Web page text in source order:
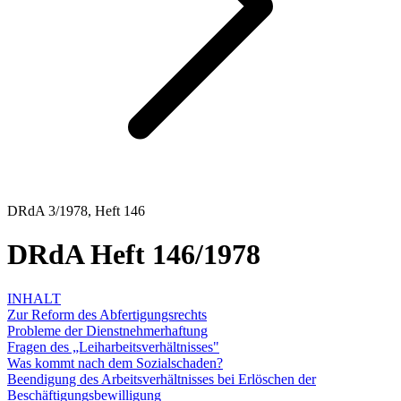
DRdA 3/1978, Heft 146
DRdA Heft 146/1978
INHALT
Zur Reform des Abfertigungsrechts
Probleme der Dienstnehmerhaftung
Fragen des „Leiharbeitsverhältnisses"
Was kommt nach dem Sozialschaden?
Beendigung des Arbeitsverhältnisses bei Erlöschen der
Beschäftigungsbewilligung